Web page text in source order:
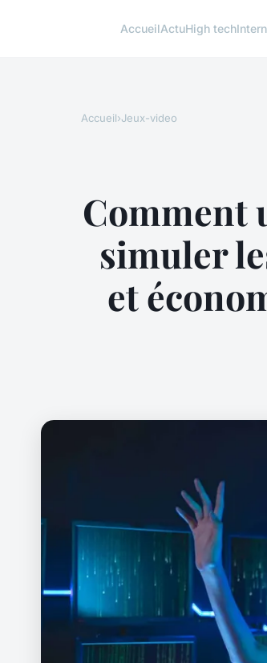
AccueilActuHigh tech
Accueil›Jeux-video
Comment
simuler
et